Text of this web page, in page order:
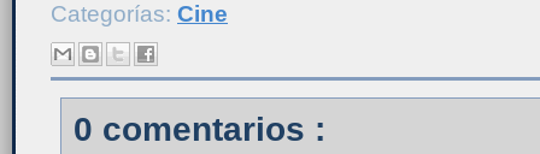
Categorías: Cine
0 comentarios :